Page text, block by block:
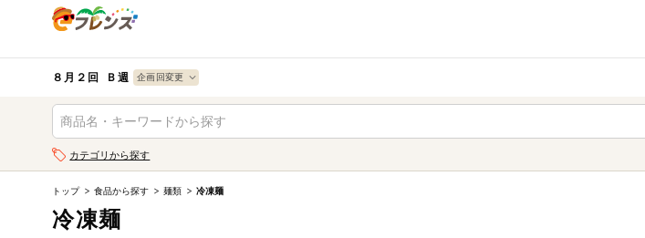
ログイン
生協加入はこちら
８月２回 Ｂ週
果物
肉・ハム・ソ
ーセージ
魚介・加工品
果物すべて
カテゴリから探す
検索条件を指定してください。全項目に条件を指定しなくても検索できます。
キーワード
キーワードをすべて含む
いずれかのキーワードを含む
トップ 食品から探す 麺類 冷凍麺
冷凍麺